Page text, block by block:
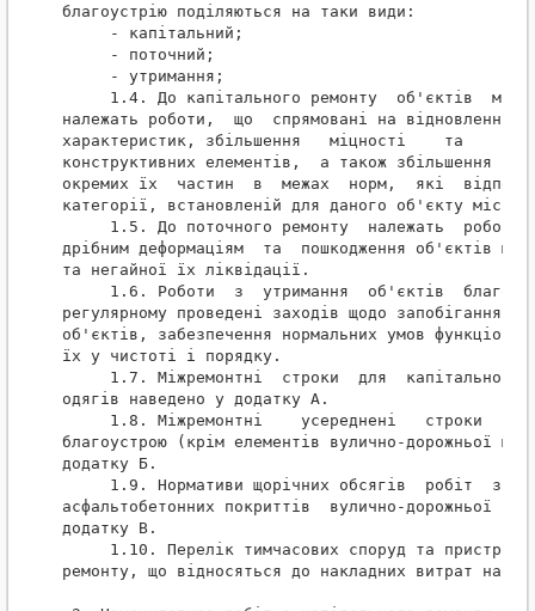
благоустрію поділяються на таки види:
     - капітальний;
     - поточний;
     - утримання;
1.4. До капітального ремонту  об'єктів
належать роботи,  що  спрямовані на відновлення
характеристик, збільшення   міцності    та
конструктивних елементів,  а також збільшення
окремих їх  частин  в  межах  норм,  які
категорії, встановленій для даного об'єкту
1.5. До поточного ремонту  належать  роботи
дрібним деформаціям  та  пошкодження об'єктів
та негайної їх ліквідації.
1.6. Роботи  з  утримання  об'єктів
регулярному проведені заходів щодо запобігання
об'єктів, забезпечення нормальних умов
їх у чистоті і порядку.
1.7. Міжремонтні  строки  для  капітального
одягів наведено у додатку А.
1.8. Міжремонтні    усереднені   строки
благоустрою (крім елементів вулично-дорожньої
додатку Б.
1.9. Нормативи щорічних обсягів  робіт  з
асфальтобетонних покриттів  вулично-дорожньої
додатку В.
1.10. Перелік тимчасових споруд та
ремонту, що відносяться до накладних витрат